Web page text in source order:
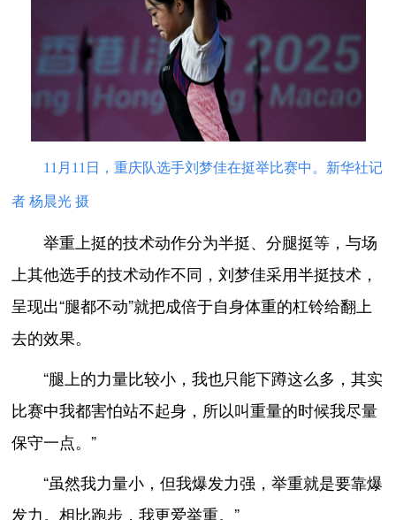
11月11日，重庆队选手刘梦佳在挺举比赛中。新华社记
者 杨晨光 摄
举重上挺的技术动作分为半挺、分腿挺等，与场
上其他选手的技术动作不同，刘梦佳采用半挺技术，
呈现出“腿都不动”就把成倍于自身体重的杠铃给翻上
去的效果。
“腿上的力量比较小，我也只能下蹲这么多，其实
比赛中我都害怕站不起身，所以叫重量的时候我尽量
保守一点。”
“虽然我力量小，但我爆发力强，举重就是要靠爆
发力。相比跑步，我更爱举重。”